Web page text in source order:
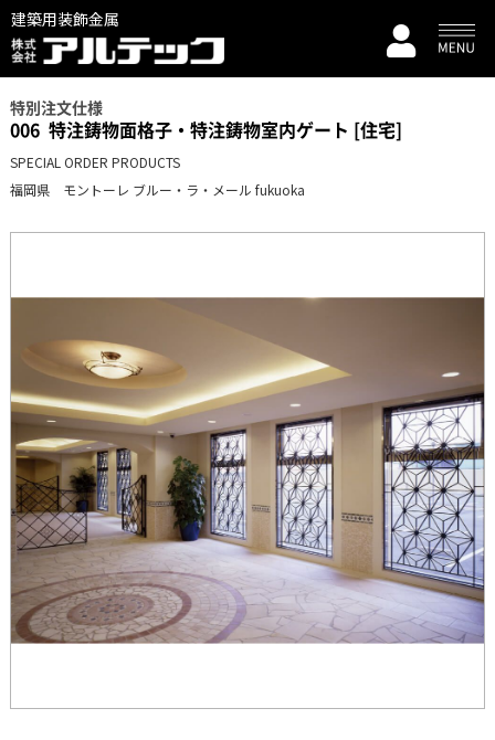
建築用装飾金属
特別注文仕様
006 特注鋳物面格子・特注鋳物室内ゲート [住宅]
SPECIAL ORDER PRODUCTS
福岡県 モントーレ ブルー・ラ・メール fukuoka